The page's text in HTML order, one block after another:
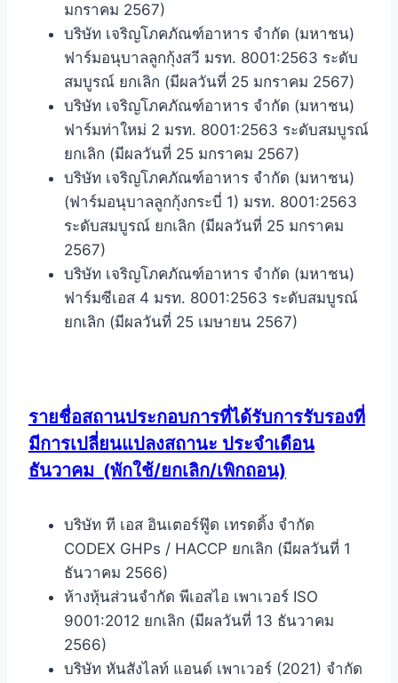
มกราคม 2567)
บริษัท เจริญโภคภัณฑ์อาหาร จำกัด (มหาชน)
ฟาร์มอนุบาลลูกกุ้งสวี มรท. 8001:2563 ระดับ
สมบูรณ์ ยกเลิก (มีผลวันที่ 25 มกราคม 2567)
บริษัท เจริญโภคภัณฑ์อาหาร จำกัด (มหาชน)
ฟาร์มท่าใหม่ 2 มรท. 8001:2563 ระดับสมบูรณ์
ยกเลิก (มีผลวันที่ 25 มกราคม 2567)
บริษัท เจริญโภคภัณฑ์อาหาร จำกัด (มหาชน)
(ฟาร์มอนุบาลลูกกุ้งกระบี่ 1) มรท. 8001:2563
ระดับสมบูรณ์ ยกเลิก (มีผลวันที่ 25 มกราคม
2567)
บริษัท เจริญโภคภัณฑ์อาหาร จำกัด (มหาชน)
ฟาร์มซีเอส 4 มรท. 8001:2563 ระดับสมบูรณ์
ยกเลิก (มีผลวันที่ 25 เมษายน 2567)
รายชื่อสถานประกอบการที่ได้รับการรับรองที่
มีการเปลี่ยนแปลงสถานะ ประจำเดือน
ธันวาคม (พักใช้/ยกเลิก/เพิกถอน)
บริษัท ที เอส อินเตอร์ฟู๊ด เทรดดิ้ง จำกัด
CODEX GHPs / HACCP ยกเลิก (มีผลวันที่ 1
ธันวาคม 2566)
ห้างหุ้นส่วนจำกัด พีเอสไอ เพาเวอร์ ISO
9001:2012 ยกเลิก (มีผลวันที่ 13 ธันวาคม
2566)
บริษัท หันสังไลท์ แอนด์ เพาเวอร์ (2021) จำกัด